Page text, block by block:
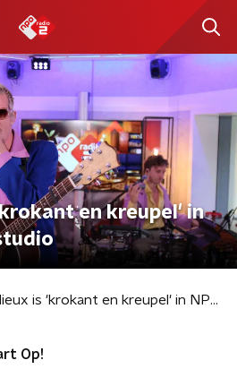
en kreupel' in
Son Mieux is 'krokant en kreupel' in NPO Radio 2 studio
Op!